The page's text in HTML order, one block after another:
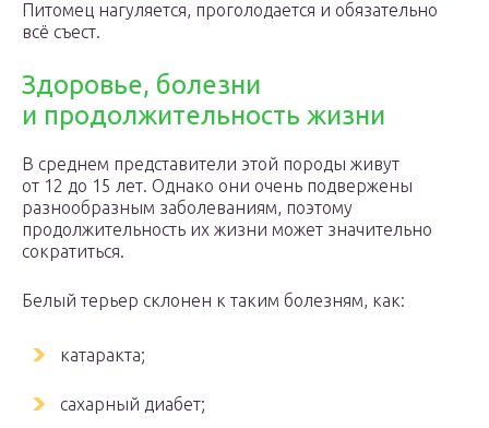
Питомец нагуляется, проголодается и обязательно
всё съест.
Здоровье, болезни
и продолжительность жизни
В среднем представители этой породы живут
от 12 до 15 лет. Однако они очень подвержены
разнообразным заболеваниям, поэтому
продолжительность их жизни может значительно
сократиться.
Белый терьер склонен к таким болезням, как:
катаракта;
сахарный диабет;